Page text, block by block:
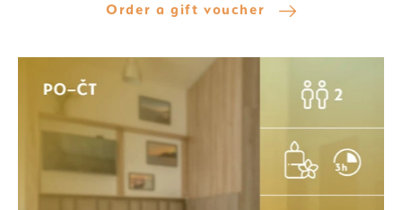
Order a gift voucher